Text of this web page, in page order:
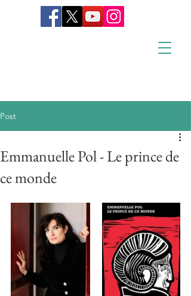
Post
Emmanuelle Pol - Le prince de
ce monde